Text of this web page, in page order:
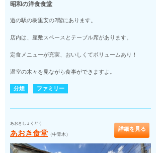
昭和の洋食食堂
道の駅の樹里安の2階にあります。
店内は、座敷スペースとテーブル席があります。
定食メニューが充実、おいしくてボリュームあり！
温室の木々を見ながら食事ができますよ。
分煙 ファミリー
あおきしょくどう
あおき食堂 （中青木）
詳細を見る